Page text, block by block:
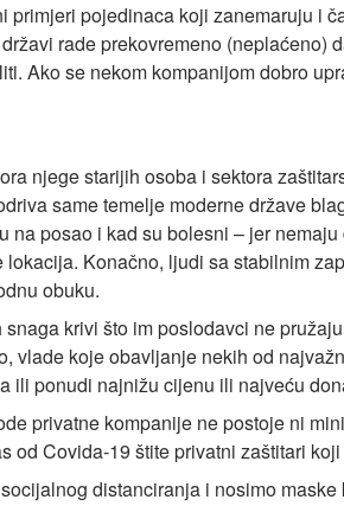
pojedinaca koji zanemaruju i
rade prekovremeno (neplaćeno)
Ako se nekom kompanijom dobro
njege starijih osoba i sektora
same temelje moderne države
posao i kad su bolesni – jer
Konačno, ljudi sa stabilnim
obuku.
krivi što im poslodavci ne
vlade koje obavljanje nekih od
ili ponudi najnižu cijenu ili najveću
privatne kompanije ne postoje ni
od Covida-19 štite privatni zaštitari
distanciranja i nosimo